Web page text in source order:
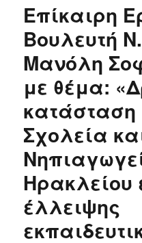
Επίκαιρη
Βουλευτή
Μανόλη
με θέμα:
κατάσταση
Σχολεία
Ηρακλείου
έλλειψης